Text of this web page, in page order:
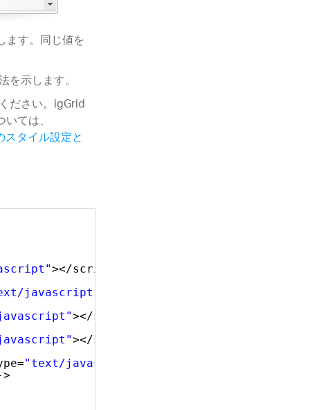
す。同じ値を
示します。
ださい。igGrid
ては、
タイル設定と
></script>
javascript"
></script>
></script>
"text/javascript"